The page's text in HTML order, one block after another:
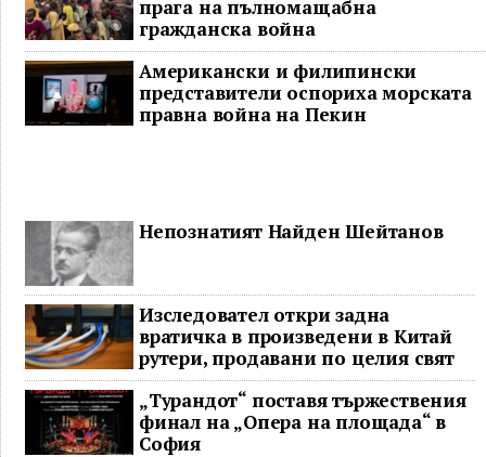
прага на пълномащабна
гражданска война
Американски и филипински
представители оспориха морската
правна война на Пекин
Непознатият Найден Шейтанов
Изследовател откри задна
вратичка в произведени в Китай
рутери, продавани по целия свят
„Турандот“ поставя тържествения
финал на „Опера на площада“ в
София